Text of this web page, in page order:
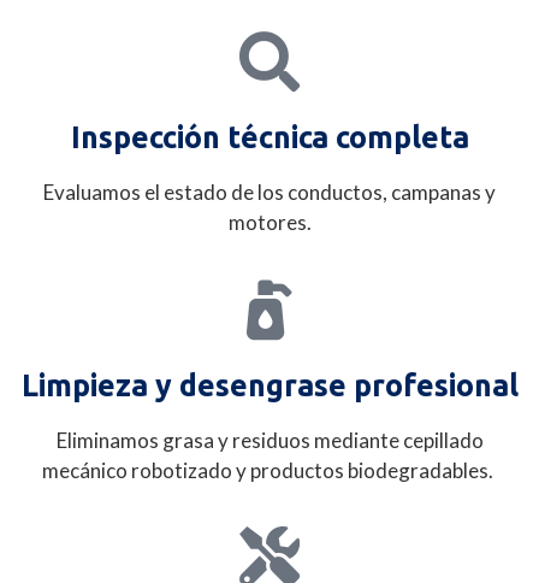
Inspección técnica completa
Evaluamos el estado de los conductos, campanas y
motores.
Limpieza y desengrase profesional
Eliminamos grasa y residuos mediante cepillado
mecánico robotizado y productos biodegradables.